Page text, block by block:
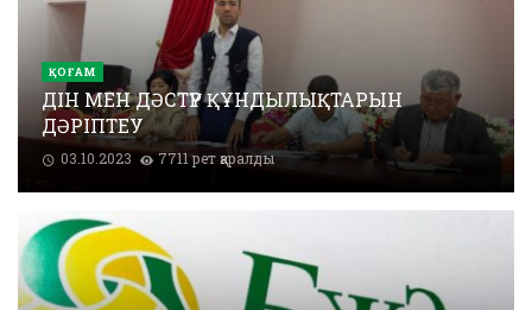
ҚОҒАМ
ДІН МЕН ДӘСТҮР ҚҰНДЫЛЫҚТАРЫН
ДӘРІПТЕУ
03.10.2023 7711 рет қаралды